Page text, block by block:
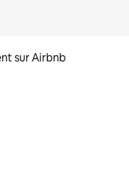
sur Airbnb